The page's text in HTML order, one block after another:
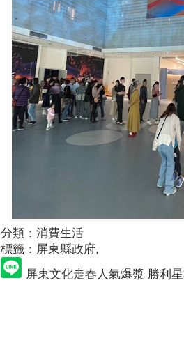
分類：消費生活
標籤：屏東縣政府,
屏東文化走春人氣爆漿 勝利